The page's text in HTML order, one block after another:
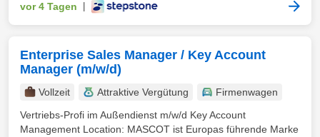
vor 4 Tagen
Enterprise Sales Manager / Key Account
Manager (m/w/d)
Vollzeit Attraktive Vergütung
Firmenwagen
Vertriebs-Profi im Außendienst m/w/d Key Account
Management Location: MASCOT ist Europas führende Marke